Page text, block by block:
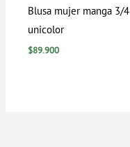
Blusa mujer manga 3/4
unicolor
$89.900